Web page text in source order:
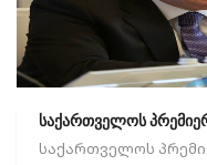
საქართველოს
საქართველოს